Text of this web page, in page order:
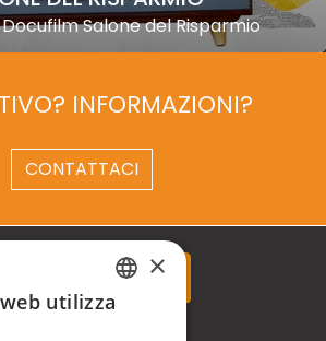
Salone del Risparmio
INFORMAZIONI?
CONTATTACI
×
utilizza